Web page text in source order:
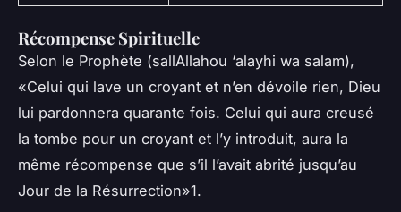
Récompense Spirituelle
Selon le Prophète (sallAllahou ‘alayhi wa salam),
«Celui qui lave un croyant et n’en dévoile rien, Dieu
lui pardonnera quarante fois. Celui qui aura creusé
la tombe pour un croyant et l’y introduit, aura la
même récompense que s’il l’avait abrité jusqu’au
Jour de la Résurrection»1.